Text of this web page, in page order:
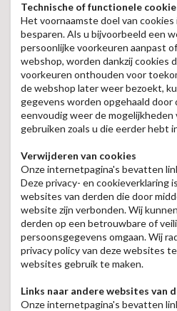
Technische of functionele
Het voornaamste doel van
besparen. Als u bijvoorbeeld een
persoonlijke voorkeuren aanpast
webshop, worden dankzij cookies
voorkeuren onthouden voor
de webshop later weer bezoekt,
gegevens worden opgehaald door
eenvoudig weer de
gebruiken zoals u die eerder hebt
Verwijderen van cookies
Onze internetpagina's bevatten
Deze privacy- en cookieverklaring
websites van derden die door
website zijn verbonden. Wij
derden op een betrouwbare of
persoonsgegevens omgaan. Wij
privacy policy van deze websites
websites gebruik te maken.
Links naar andere websites van
Onze internetpagina's bevatten